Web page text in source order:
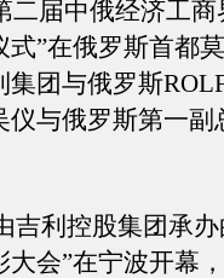
届中俄经济工商
”在俄罗斯首都
团与俄罗斯
与俄罗斯第一副
利控股集团承办
会”在宁波开幕